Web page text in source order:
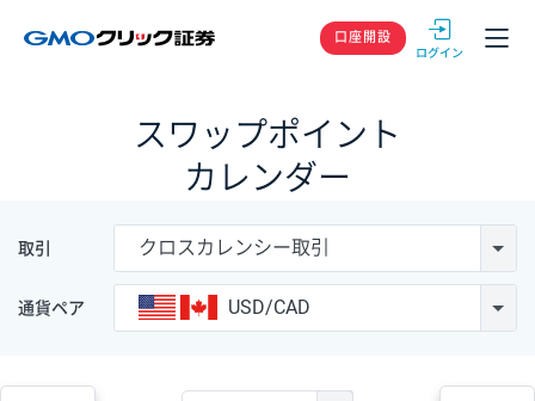
GMOクリック
口座開設
スワップポイント
カレンダー
取引 クロスカレンシー取引
通貨ペア USD/CAD